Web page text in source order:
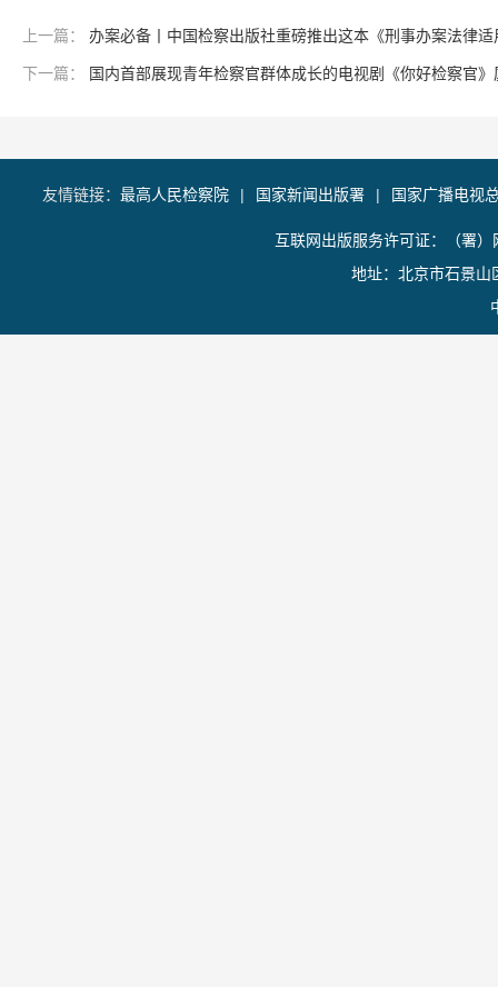
上一篇： 办案必备丨中国检察出版社重磅推出这本《刑事办案法律
下一篇： 国内首部展现青年检察官群体成长的电视剧《你好检察官
友情链接： 最高人民检察院 | 国家新闻出版署 | 国家广播电视
互联网出版服务许可证：（署
地址：北京市石景